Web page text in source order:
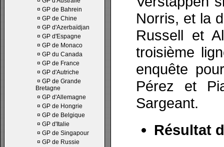
¤ GP de Bahrein
¤ GP de Chine
¤ GP d'Azerbaïdjan
¤ GP d'Espagne
¤ GP de Monaco
¤ GP du Canada
¤ GP de France
¤ GP d'Autriche
¤ GP de Grande
Bretagne
¤ GP d'Allemagne
¤ GP de Hongrie
¤ GP de Belgique
¤ GP d'Italie
¤ GP de Singapour
¤ GP de Russie
Norris, et la
Russell et
troisième
enquête
Pérez et
Sargeant.
Résultat